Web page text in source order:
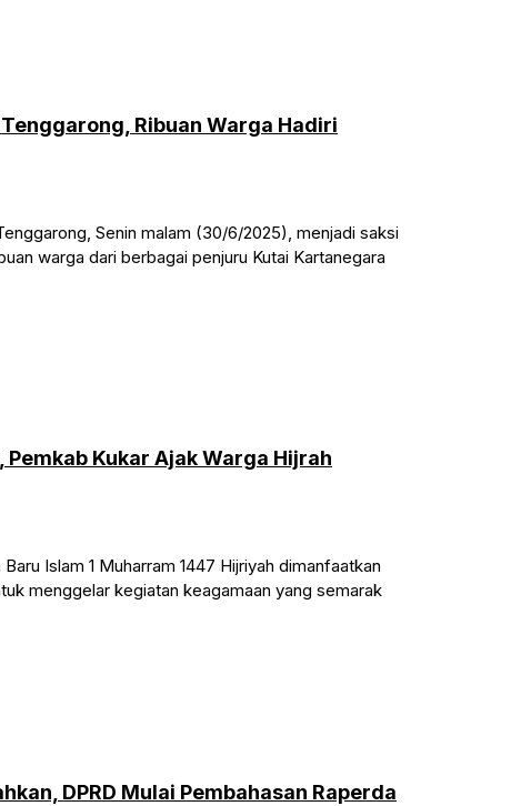
Ribuan Warga Hadiri
Senin malam (30/6/2025), menjadi saksi
warga dari berbagai penjuru Kutai Kartanegara
Kukar Ajak Warga Hijrah
Islam 1 Muharram 1447 Hijriyah dimanfaatkan
menggelar kegiatan keagamaan yang semarak
DPRD Mulai Pembahasan Raperda